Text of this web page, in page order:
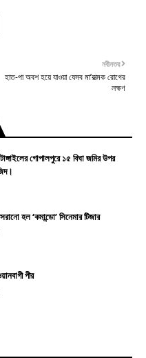
নবীনতর
হাত-পা অবশ হয়ে যাওয়া যেসব মা’রাত্মক রোগের
লক্ষণ
গোপালপুরে ১৫ বিঘা জমির উপর
হল ‘কমান্ডো’ সিনেমার টিজার
পীর